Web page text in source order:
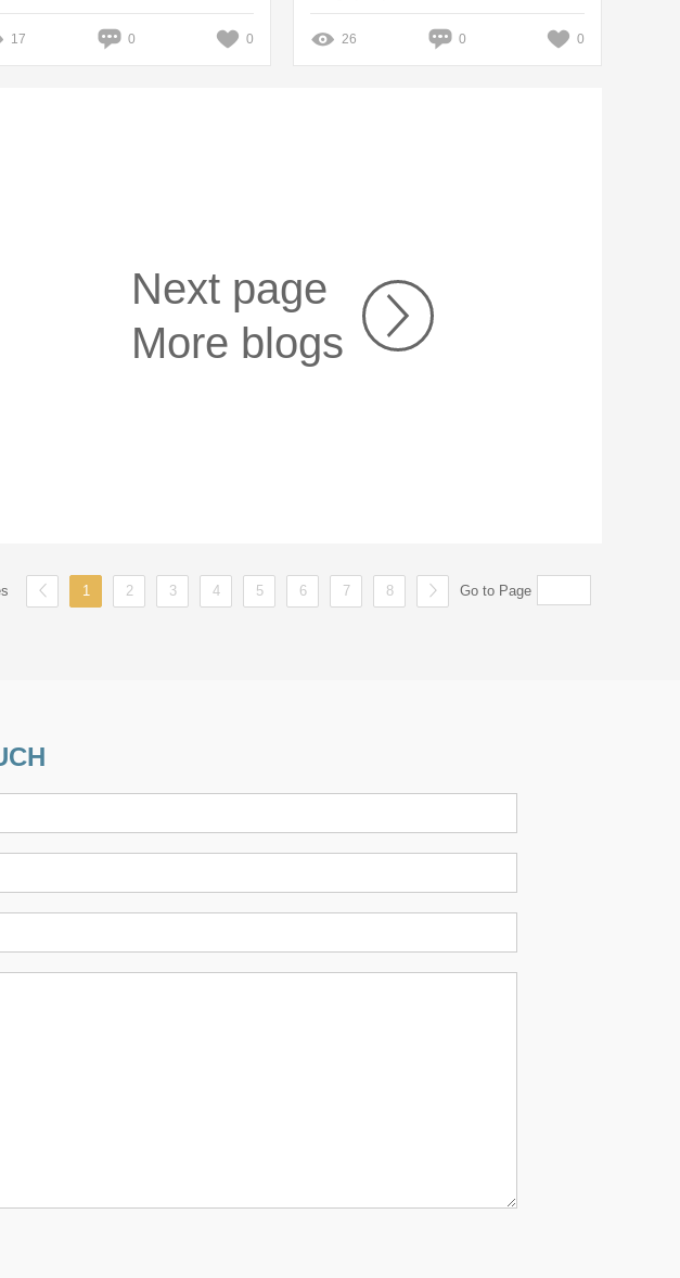
17 0 0
الشاشة ذاتية التنظيف المودولارية من
العلامة التجارية الموثوقة Zhaoyue
26 0 0
Next page
More blogs
1 2 3 4 5 6 7 8 Go to Page